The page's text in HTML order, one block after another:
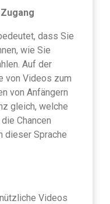
dass Sie
wie Sie
Auf der
von Videos zum
von Anfängern
gleich, welche
Chancen
dieser Sprache
Videos